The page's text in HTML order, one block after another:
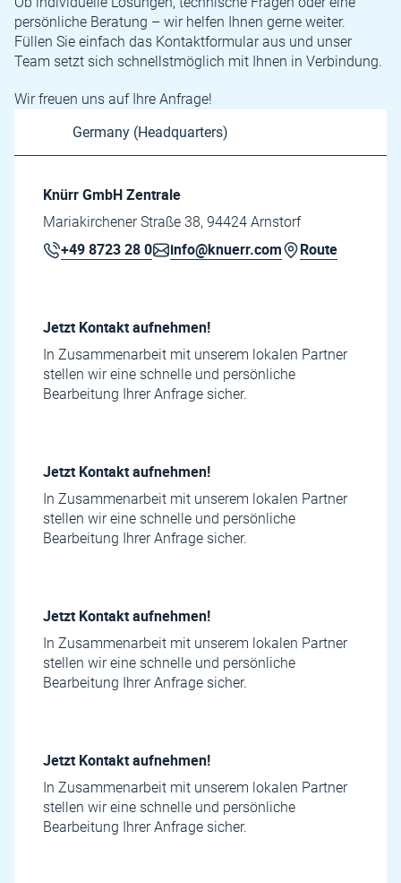
persönliche Beratung – wir helfen Ihnen gerne weiter.
Füllen Sie einfach das Kontaktformular aus und unser
Team setzt sich schnellstmöglich mit Ihnen in Verbindung.
Wir freuen uns auf Ihre Anfrage!
Knürr GmbH Zentrale
Mariakirchener Straße 38, 94424 Arnstorf
+49 8723 28 0 info@knuerr.com Route
Jetzt Kontakt aufnehmen!
In Zusammenarbeit mit unserem lokalen Partner
stellen wir eine schnelle und persönliche
Bearbeitung Ihrer Anfrage sicher.
Jetzt Kontakt aufnehmen!
In Zusammenarbeit mit unserem lokalen Partner
stellen wir eine schnelle und persönliche
Bearbeitung Ihrer Anfrage sicher.
Jetzt Kontakt aufnehmen!
In Zusammenarbeit mit unserem lokalen Partner
stellen wir eine schnelle und persönliche
Bearbeitung Ihrer Anfrage sicher.
Jetzt Kontakt aufnehmen!
In Zusammenarbeit mit unserem lokalen Partner
stellen wir eine schnelle und persönliche
Bearbeitung Ihrer Anfrage sicher.